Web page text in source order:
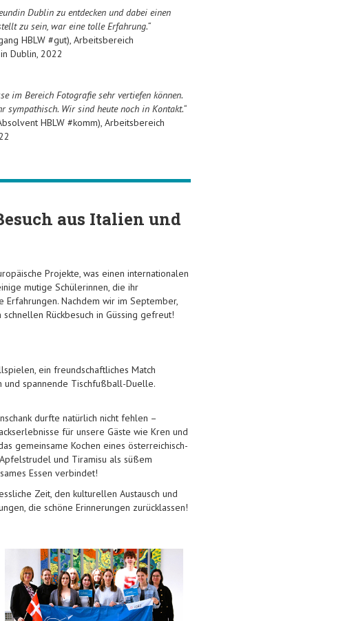
Dublin zu entdecken und dabei einen
zu sein, war eine tolle Erfahrung.“
HBLW #gut), Arbeitsbereich
Dublin, 2022
im Bereich Fotografie sehr vertiefen können.
sympathisch. Wir sind heute noch in Kontakt.“
HBLW #komm), Arbeitsbereich
aus Italien und
Projekte, was einen internationalen
mutige Schülerinnen, die ihr
Nachdem wir im September,
Rückbesuch in Güssing gefreut!
ein freundschaftliches Match
spannende Tischfußball-Duelle.
durfte natürlich nicht fehlen –
für unsere Gäste wie Kren und
gemeinsame Kochen eines österreichisch-
und Tiramisu als süßem
Essen verbindet!
Zeit, den kulturellen Austausch und
die schöne Erinnerungen zurücklassen!